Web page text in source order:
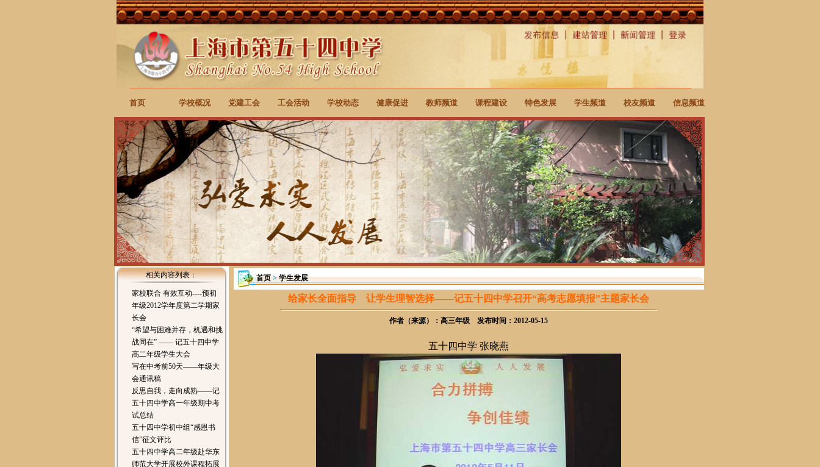
首页 学校概况 党建工会 工会活动 学校动态 健康促进 教师频道 课程建设 特色发展 学生频道 校友频道 信息频道
相关内容列表：
家校联合 有效互动----预初
年级2012学年度第二学期家
长会
“希望与困难并存，机遇和挑
战同在” —— 记五十四中学
高二年级学生大会
写在中考前50天——年级大
会通讯稿
反思自我，走向成熟——记
五十四中学高一年级期中考
试总结
五十四中学初中组“感恩书
信”征文评比
五十四中学高二年级赴华东
师范大学开展校外课程拓展
首页>学生发展
给家长全面指导 让学生理智选择——记五十四中学召开“高考志愿填报”主题家长会
作者（来源）：高三年级 发布时间：2012-05-15
五十四中学 张晓燕